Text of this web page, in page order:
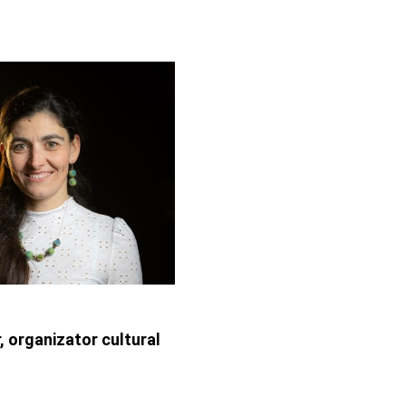
organizator cultural